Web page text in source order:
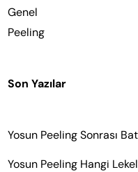
Genel
Peeling
Son Yazılar
Yosun Peeling Sonrası
Yosun Peeling Hangi